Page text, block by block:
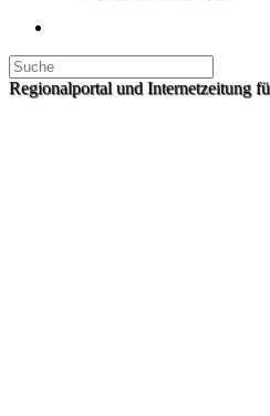
Regionalportal und Internetzeitung